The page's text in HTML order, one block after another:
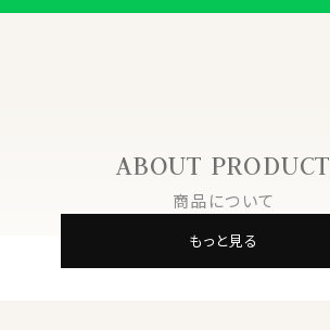
ABOUT PRODUCT
商品について
もっと見る